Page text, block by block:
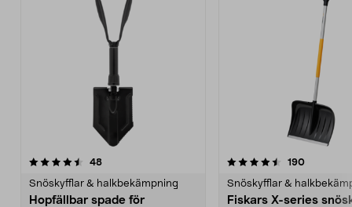
48recensioner
Snöskyfflar & halkbekämpning
Hopfällbar spade för
4.5 av 5 stjärnor 190
Snöskyfflar &
Fiskars X-series
4.0 av 5 stjärnor